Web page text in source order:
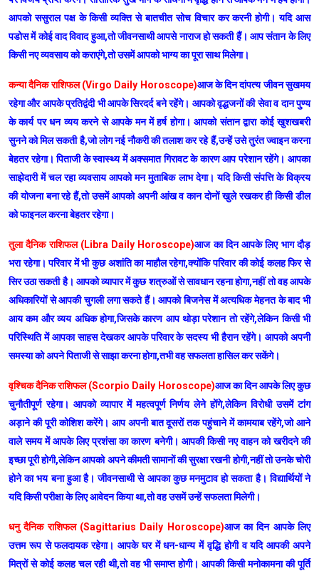
आपको ससुराल पक्ष के किसी व्यक्ति से बातचीत सोच विचार कर करनी होगी। यदि आस
पडोस में कोई वाद विवाद हुआ,तो जीवनसाथी आपसे नाराज हो सकती हैं। आप संतान के लिए
किसी नए व्यवसाय को कराएंगे,तो उसमें आपको भाग्य का पूरा साथ मिलेगा।
कन्या दैनिक राशिफल (Virgo Daily Horoscope)आज के दिन दांपत्य जीवन सुखमय
रहेगा और आपके प्रतिद्वंदी भी आपके सिरदर्द बने रहेंगे। आपको वृद्धजनों की सेवा व दान पुण्य
के कार्य पर धन व्यय करने से आपके मन में हर्ष होगा। आपको संतान द्वारा कोई खुशखबरी
सुनने को मिल सकती है,जो लोग नई नौकरी की तलाश कर रहे हैं,उन्हें उसे तुरंत ज्वाइन करना
बेहतर रहेगा। पिताजी के स्वास्थ्य में अक्समात गिरावट के कारण आप परेशान रहेंगे। आपका
साझेदारी में चल रहा व्यवसाय आपको मन मुताबिक लाभ देगा। यदि किसी संपत्ति के विक्रय
की योजना बना रहे हैं,तो उसमें आपको अपनी आंख व कान दोनों खुले रखकर ही किसी डील
को फाइनल करना बेहतर रहेगा।
तुला दैनिक राशिफल (Libra Daily Horoscope)आज का दिन आपके लिए भाग दौड़
भरा रहेगा। परिवार में भी कुछ अशांति का माहौल रहेगा,क्योंकि परिवार की कोई कलह फिर से
सिर उठा सकती है। आपको व्यापार में कुछ शत्रुओं से सावधान रहना होगा,नहीं तो वह आपके
अधिकारियों से आपकी चुगली लगा सकते हैं। आपको बिजनेस में अत्यधिक मेहनत के बाद भी
आय कम और व्यय अधिक होगा,जिसके कारण आप थोड़ा परेशान तो रहेंगे,लेकिन किसी भी
परिस्थिति में आपका साहस देखकर आपके परिवार के सदस्य भी हैरान रहेंगे। आपको अपनी
समस्या को अपने पिताजी से साझा करना होगा,तभी वह सफलता हासिल कर सकेंगे।
वृश्चिक दैनिक राशिफल (Scorpio Daily Horoscope)आज का दिन आपके लिए कुछ
चुनौतीपूर्ण रहेगा। आपको व्यापार में महत्वपूर्ण निर्णय लेने होंगे,लेकिन विरोधी उसमें टांग
अड़ाने की पूरी कोशिश करेंगे। आप अपनी बात दूसरों तक पहुंचाने में कामयाब रहेंगे,जो आने
वाले समय में आपके लिए प्रशंसा का कारण बनेगी। आपकी किसी नए वाहन को खरीदने की
इच्छा पूरी होगी,लेकिन आपको अपने कीमती सामानों की सुरक्षा रखनी होगी,नहीं तो उनके चोरी
होने का भय बना हुआ है। जीवनसाथी से आपका कुछ मनमुटाव हो सकता है। विद्यार्थियों ने
यदि किसी परीक्षा के लिए आवेदन किया था,तो वह उसमें उन्हें सफलता मिलेगी।
धनु दैनिक राशिफल (Sagittarius Daily Horoscope)आज का दिन आपके लिए
उत्तम रूप से फलदायक रहेगा। आपके घर में धन-धान्य में वृद्धि होगी व यदि आपकी अपने
मित्रों से कोई कलह चल रही थी,तो वह भी समाप्त होगी। आपकी किसी मनोकामना की पूर्ति